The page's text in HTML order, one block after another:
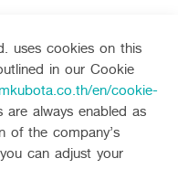
uses cookies on this
in our Cookie
en/cookie-
always enabled as
of the company’s
can adjust your
ขุดมีน้ำหนักเบา เหมาะ
ยมใช้ในการปลูกต้นไม้
ตัดเหมาะสำหรับการเกี่ยว
เฉาะ เหมาะใช้ในการตัด
excavator Implement
KUBOTA CONNECT :